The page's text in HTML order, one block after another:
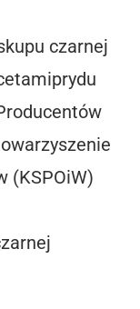
czarnej
(KSPOiW)